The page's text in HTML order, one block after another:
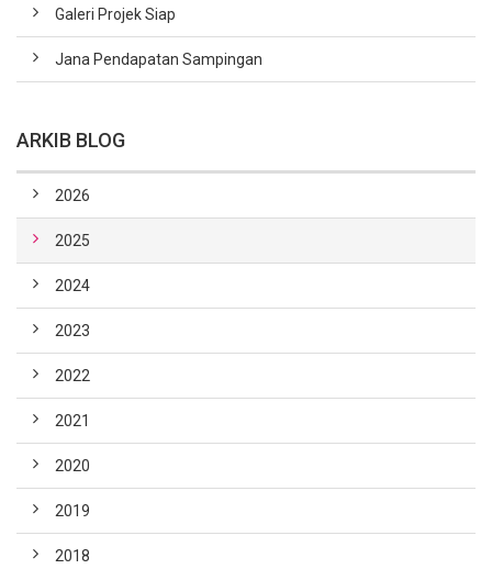
Galeri Projek Siap
Jana Pendapatan Sampingan
ARKIB BLOG
2026
2025
2024
2023
2022
2021
2020
2019
2018